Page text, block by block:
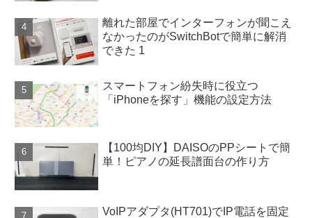
離れた部屋でインターフォンが聞こえ
なかったのがSwitchBotで簡単に解消
できた 1
スマートフォン紛失時に役立つ
「iPhoneを探す」機能の設定方法
【100均DIY】DAISOのPPシートで簡
単！ピアノの延長譜面台の作り方
VoIPアダプタ(HT701)でIP電話を固定